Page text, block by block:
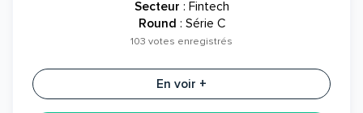
Secteur : Fintech
Round : Série C
103 votes enregistrés
En voir +